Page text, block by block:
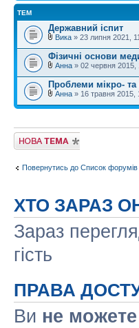
ТЕМ
Державний іспит
Вика » 23 липня 2021,
Фізичні основи
Анна » 02 червня 2015,
Проблеми мікро- та
Анна » 16 травня 2015,
Створити нову
тему
Повернутись до Список форумів
ХТО ЗАРАЗ
Зараз
гість
ПРАВА
Ви не можете